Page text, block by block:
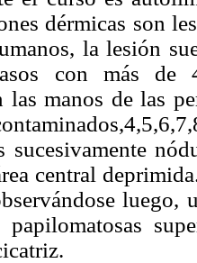
dérmicas son
la lesión
con más de
las manos de las
sucesivamente
central
luego,
papilomatosas